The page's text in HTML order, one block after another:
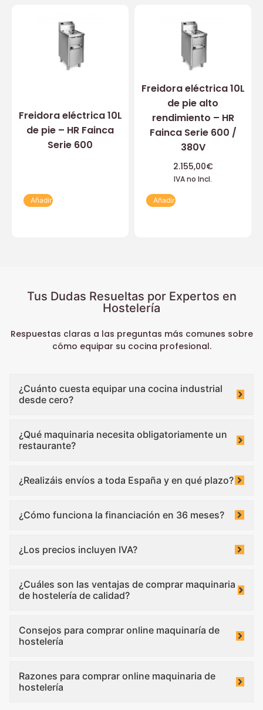
Freidora eléctrica 10L
de pie – HR Fainca
Serie 600
Añadir
Freidora eléctrica 10L
de pie alto
rendimiento – HR
Fainca Serie 600 /
380V
2.155,00€
IVA no Incl.
Añadir
Tus Dudas Resueltas por Expertos en
Hostelería
Respuestas claras a las preguntas más comunes sobre
cómo equipar su cocina profesional.
¿Cuánto cuesta equipar una cocina industrial
desde cero?
¿Qué maquinaria necesita obligatoriamente un
restaurante?
¿Realizáis envíos a toda España y en qué plazo?
¿Cómo funciona la financiación en 36 meses?
¿Los precios incluyen IVA?
¿Cuáles son las ventajas de comprar maquinaria
de hostelería de calidad?
Consejos para comprar online maquinaría de
hostelería
Razones para comprar online maquinaria de
hostelería